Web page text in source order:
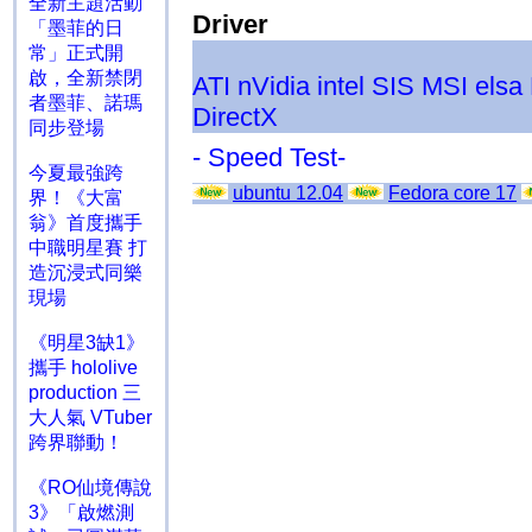
「墨菲的日
常」正式開
啟，全新禁閉
者墨菲、諾瑪
同步登場
今夏最強跨
界！《大富
翁》首度攜手
中職明星賽 打
造沉浸式同樂
現場
《明星3缺1》
攜手 hololive
production 三
大人氣 VTuber
跨界聯動！
《RO仙境傳說
3》「啟燃測
Driver
ATI nVidia intel SIS MSI elsa
DirectX
- Speed Test-
ubuntu 12.04 Fedora core 17